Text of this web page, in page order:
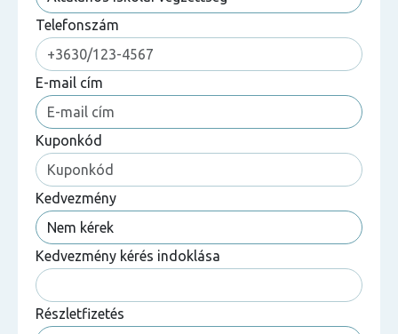
Telefonszám
E-mail cím
Kuponkód
Kedvezmény
Kedvezmény kérés indoklása
Részletfizetés